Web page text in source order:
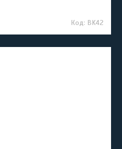
BK42